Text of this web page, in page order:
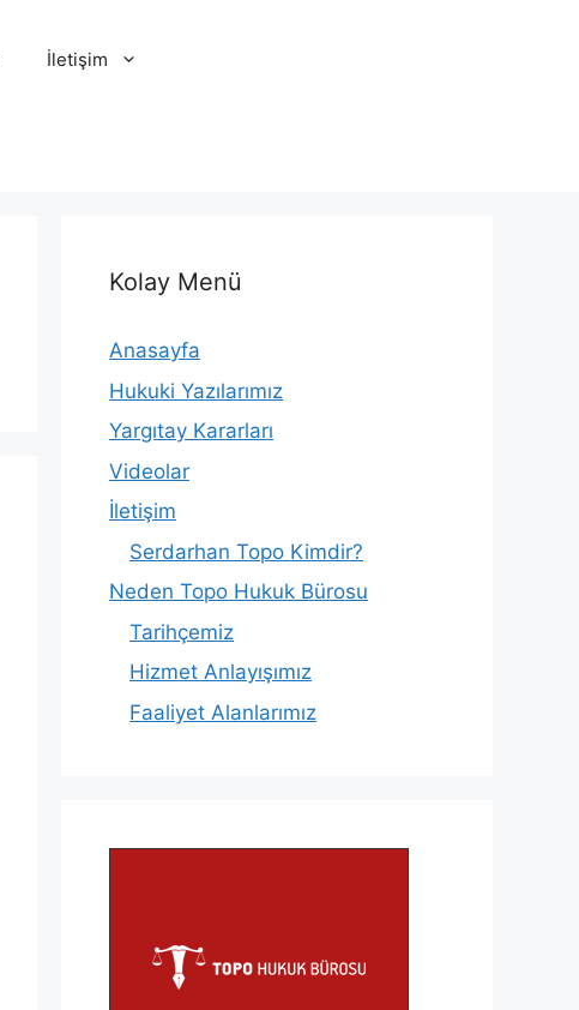
İletişim
Kolay Menü
Anasayfa
Hukuki Yazılarımız
Yargıtay Kararları
Videolar
İletişim
Serdarhan Topo Kimdir?
Neden Topo Hukuk Bürosu
Tarihçemiz
Hizmet Anlayışımız
Faaliyet Alanlarımız